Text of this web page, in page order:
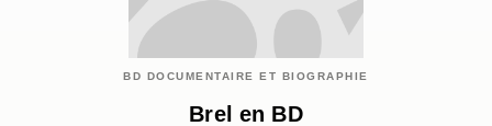
BD DOCUMENTAIRE ET BIOGRAPHIE
Brel en BD